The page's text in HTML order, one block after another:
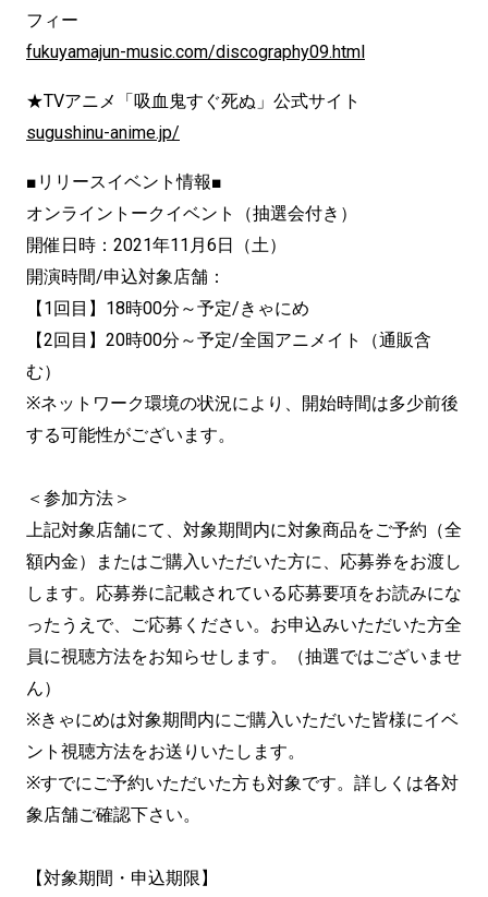
フィー
fukuyamajun-music.com/discography09.html
★TVアニメ「吸血鬼すぐ死ぬ」公式サイト
sugushinu-anime.jp/
■リリースイベント情報■
オンライントークイベント（抽選会付き）
開催日時：2021年11月6日（土）
開演時間/申込対象店舗：
【1回目】18時00分～予定/きゃにめ
【2回目】20時00分～予定/全国アニメイト（通販含
む）
※ネットワーク環境の状況により、開始時間は多少前後
する可能性がございます。
＜参加方法＞
上記対象店舗にて、対象期間内に対象商品をご予約（全
額内金）またはご購入いただいた方に、応募券をお渡し
します。応募券に記載されている応募要項をお読みにな
ったうえで、ご応募ください。お申込みいただいた方全
員に視聴方法をお知らせします。（抽選ではございませ
ん）
※きゃにめは対象期間内にご購入いただいた皆様にイベ
ント視聴方法をお送りいたします。
※すでにご予約いただいた方も対象です。詳しくは各対
象店舗ご確認下さい。
【対象期間・申込期限】